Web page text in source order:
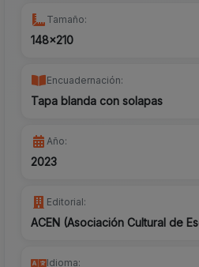
Tamaño:
148x210
Encuadernación:
Tapa blanda con solapas
Año:
2023
Editorial:
ACEN (Asociación Cultural de
Idioma: